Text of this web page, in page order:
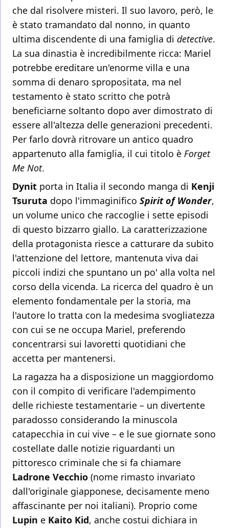
che dal risolvere misteri. Il suo lavoro, però, le
è stato tramandato dal nonno, in quanto
ultima discendente di una famiglia di detective.
La sua dinastia è incredibilmente ricca: Mariel
potrebbe ereditare un'enorme villa e una
somma di denaro spropositata, ma nel
testamento è stato scritto che potrà
beneficiarne soltanto dopo aver dimostrato di
essere all'altezza delle generazioni precedenti.
Per farlo dovrà ritrovare un antico quadro
appartenuto alla famiglia, il cui titolo è Forget
Me Not.
Dynit porta in Italia il secondo manga di Kenji
Tsuruta dopo l'immaginifico Spirit of Wonder,
un volume unico che raccoglie i sette episodi
di questo bizzarro giallo. La caratterizzazione
della protagonista riesce a catturare da subito
l'attenzione del lettore, mantenuta viva dai
piccoli indizi che spuntano un po' alla volta nel
corso della vicenda. La ricerca del quadro è un
elemento fondamentale per la storia, ma
l'autore lo tratta con la medesima svogliatezza
con cui se ne occupa Mariel, preferendo
concentrarsi sui lavoretti quotidiani che
accetta per mantenersi.
La ragazza ha a disposizione un maggiordomo
con il compito di verificare l'adempimento
delle richieste testamentarie – un divertente
paradosso considerando la minuscola
catapecchia in cui vive – e le sue giornate sono
costellate dalle notizie riguardanti un
pittoresco criminale che si fa chiamare
Ladrone Vecchio (nome rimasto invariato
dall'originale giapponese, decisamente meno
affascinante per noi italiani). Proprio come
Lupin e Kaito Kid, anche costui dichiara in